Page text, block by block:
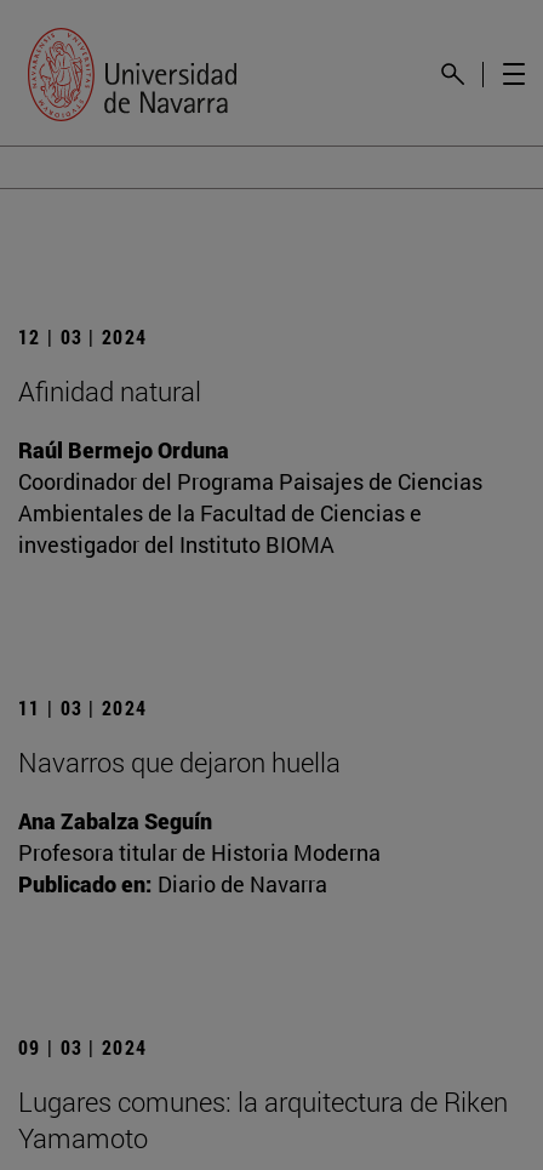
12 | 03 | 2024
Afinidad natural
Raúl Bermejo Orduna
Coordinador del Programa Paisajes de Ciencias
Ambientales de la Facultad de Ciencias e
investigador del Instituto BIOMA
11 | 03 | 2024
Navarros que dejaron huella
Ana Zabalza Seguín
Profesora titular de Historia Moderna
Publicado en: Diario de Navarra
09 | 03 | 2024
Lugares comunes: la arquitectura de Riken
Yamamoto